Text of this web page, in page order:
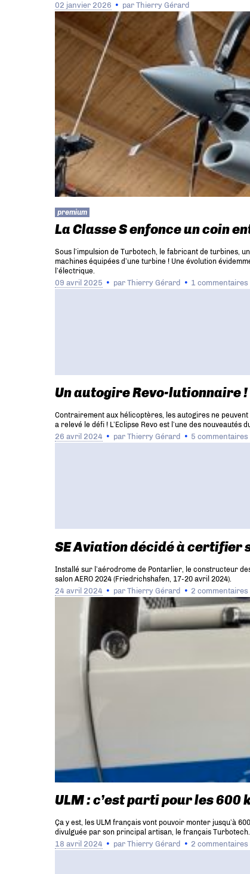
02 janvier 2026 parThierry Gérard
premium
La Classe S enfonce un coin
Sous l’impulsion de Turbotech, le fabricant de turbines,
machines équipées d’une turbine ! Une évolution
l’électrique.
09 avril 2025 parThierry Gérard 1 commentaires
Un autogire Revo-lutionnaire !
Contrairement aux hélicoptères, les autogires ne peuvent
a relevé le défi ! L’Eclipse Revo est l’une des nouveautés
26 avril 2024 parThierry Gérard 5 commentaires
SE Aviation décidé à certifier
Installé sur l’aérodrome de Pontarlier, le constructeur
salon AERO 2024 (Friedrichshafen, 17-20 avril 2024).
24 avril 2024 parThierry Gérard 2 commentaires
ULM : c’est parti pour les 600
Ça y est, les ULM français vont pouvoir monter jusqu’à
divulguée par son principal artisan, le français
18 avril 2024 parThierry Gérard 2 commentaires